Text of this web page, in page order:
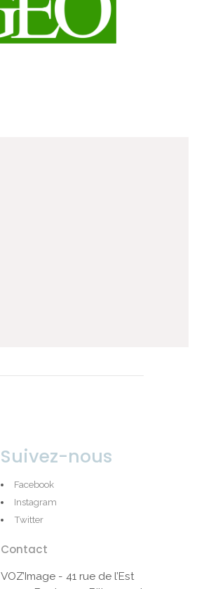
Suivez-nous
Facebook
Instagram
Twitter
Contact
VOZ’Image - 41 rue de l’Est